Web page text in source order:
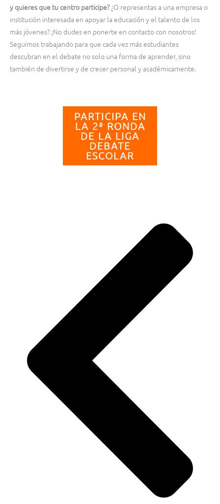
y quieres que tu centro participe?¿O representas a una empresa o
institución interesada en apoyar la educación y el talento de los
más jóvenes? ¡No dudes en ponerte en contacto con nosotros!
Seguimos trabajando para que cada vez más estudiantes
descubran en el debate no solo una forma de aprender, sino
también de divertirse y de crecer personal y académicamente.
PARTICIPA EN
LA 2ª RONDA
DE LA LIGA
DEBATE
ESCOLAR